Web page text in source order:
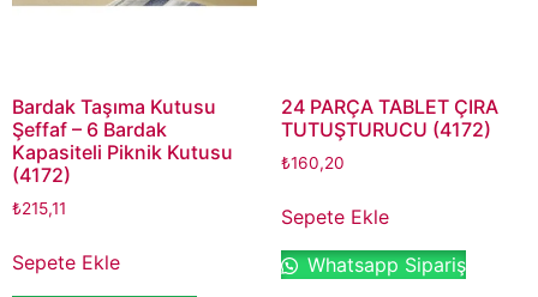
Bardak Taşıma Kutusu
Şeffaf – 6 Bardak
Kapasiteli Piknik Kutusu
(4172)
₺215,11
Sepete Ekle
24 PARÇA TABLET ÇIRA
TUTUŞTURUCU (4172)
₺160,20
Sepete Ekle
Whatsapp Sipariş